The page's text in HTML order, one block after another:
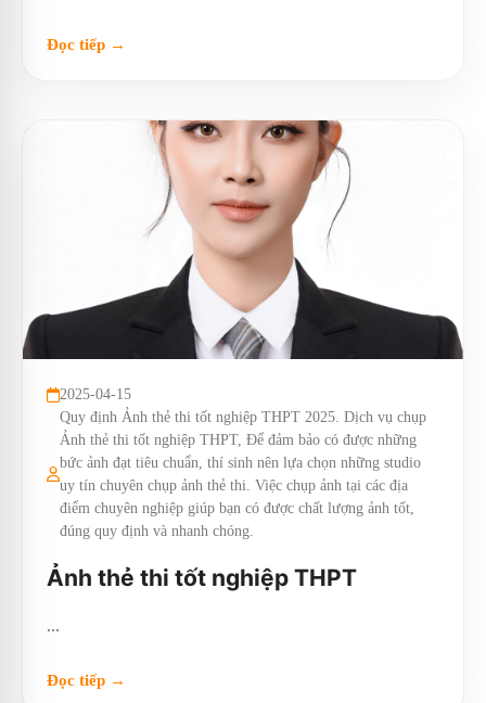
Đọc tiếp →
2025-04-15
Quy định Ảnh thẻ thi tốt nghiệp THPT 2025. Dịch vụ chụp
Ảnh thẻ thi tốt nghiệp THPT, Để đảm bảo có được những
bức ảnh đạt tiêu chuẩn, thí sinh nên lựa chọn những studio
uy tín chuyên chụp ảnh thẻ thi. Việc chụp ảnh tại các địa
điểm chuyên nghiệp giúp bạn có được chất lượng ảnh tốt,
đúng quy định và nhanh chóng.
Ảnh thẻ thi tốt nghiệp THPT
...
Đọc tiếp →